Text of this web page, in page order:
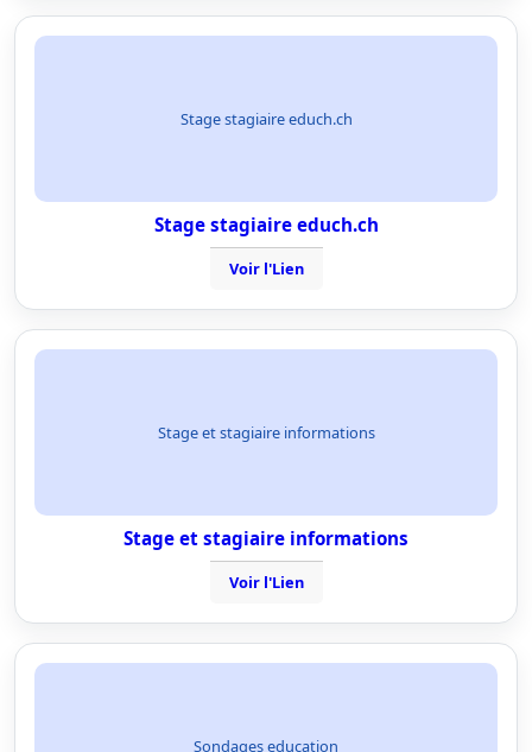
Stage stagiaire educh.ch
Stage stagiaire educh.ch
Voir l'Lien
Stage et stagiaire informations
Stage et stagiaire informations
Voir l'Lien
Sondages education